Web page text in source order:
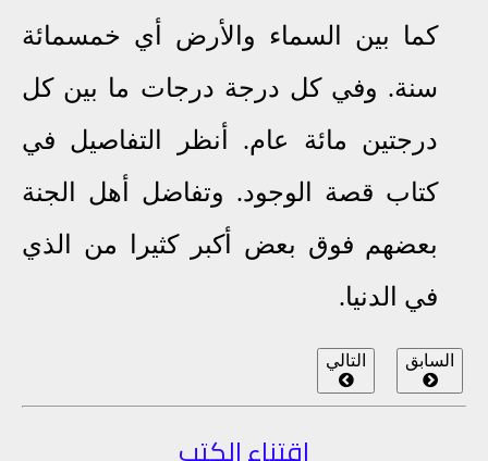
كما بين السماء والأرض أي خمسمائة
سنة. وفي كل درجة درجات ما بين كل
درجتين مائة عام. أنظر التفاصيل في
كتاب قصة الوجود. وتفاضل أهل الجنة
بعضهم فوق بعض أكبر كثيرا من الذي
في الدنيا.
السابق التالي